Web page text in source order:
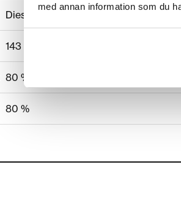
med annan information som du
Diesel
143 hp
80 %
80 %